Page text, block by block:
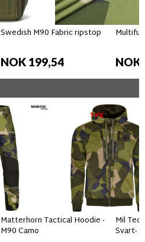
Swedish M90 Fabric ripstop
NOK 199,54 NOK
Salg
Matterhorn Tactical Hoodie -
M90 Camo
Mil Tec
Svart-